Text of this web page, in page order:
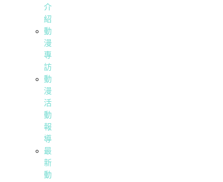
介
紹
動
漫
專
訪
動
漫
活
動
報
導
最
新
動